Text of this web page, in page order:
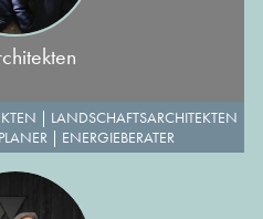
| LANDSCHAFTSARCHITEKTEN
| ENERGIEBERATER